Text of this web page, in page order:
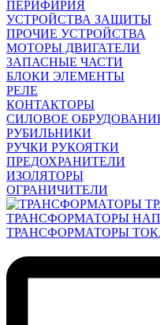
ПЕРИФИРИЯ
УСТРОЙСТВА ЗАЩИТЫ
ПРОЧИЕ УСТРОЙСТВА
МОТОРЫ ДВИГАТЕЛИ
ЗАПАСНЫЕ ЧАСТИ
БЛОКИ ЭЛЕМЕНТЫ
РЕЛЕ
КОНТАКТОРЫ
СИЛОВОЕ
РУБИЛЬНИКИ
РУЧКИ РУКОЯТКИ
ПРЕДОХРАНИТЕЛИ
ИЗОЛЯТОРЫ
ОГРАНИЧИТЕЛИ
ТРАНСФОРМАТОРЫ
ТРАНСФОРМАТОРЫ